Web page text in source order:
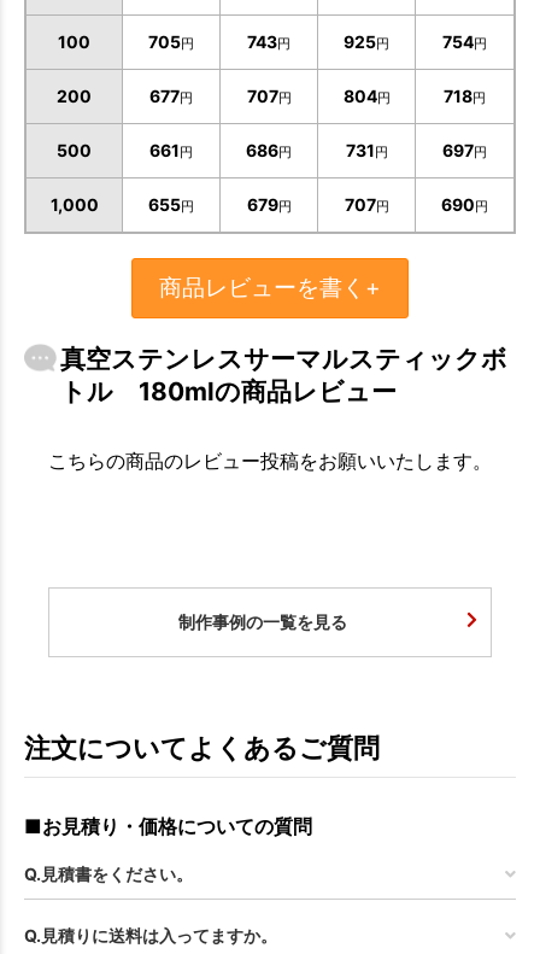
100 705円 743円 925円 754円
200 677円 707円 804円 718円
500 661円 686円 731円 697円
1,000 655円 679円 707円 690円
商品レビューを書く+
真空ステンレスサーマルスティックボ
トル 180mlの商品レビュー
こちらの商品のレビュー投稿をお願いいたします。
制作事例の一覧を見る
注文についてよくあるご質問
■お見積り・価格についての質問
Q.見積書をください。
Q.見積りに送料は入ってますか。